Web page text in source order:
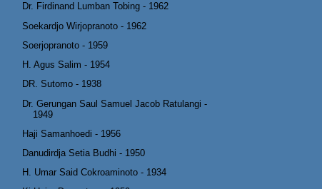
Dr. Firdinand Lumban Tobing - 1962
Soekardjo Wirjopranoto - 1962
Soerjopranoto - 1959
H. Agus Salim - 1954
DR. Sutomo - 1938
Dr. Gerungan Saul Samuel Jacob Ratulangi -
1949
Haji Samanhoedi - 1956
Danudirdja Setia Budhi - 1950
H. Umar Said Cokroaminoto - 1934